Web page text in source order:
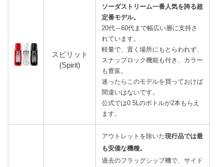
スピリット
(Spirit)
ソーダストリーム一番人気を誇る超
定番モデル。
20代～60代まで幅広い層に支持さ
れています。
軽量で、置く場所にもとらわれず、
スナップロック機能も付き、カラー
も豊富。
迷ったらこのモデルを買っておけば
間違いはないです。
公式では0.5Lのボトルが2本もらえ
ます。
アウトレットを除いた現行品では最
も安価な機種。
過去のフラッグシップ機で、サイド